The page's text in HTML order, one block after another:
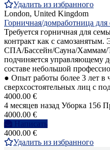
Удалить из избранного
London, United Kingdom
Горничная/домработница
Требуется горничная для
контракт как с
СПА/Бассейн/Сауна/Хаммам/
подчиняется управляющему
составе небольшой
● Опыт работы более 3 лет в
сверхсостоятельных лиц с
4000.00 €
4 месяцев назад Уборка 156
4000.00 €
Написать
4000.00 €
Удалить из избранного